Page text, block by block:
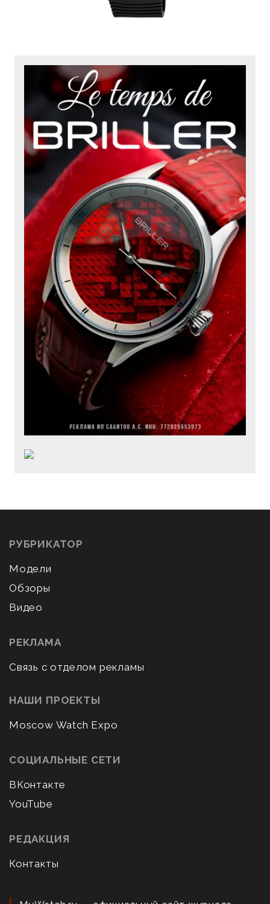
РУБРИКАТОР
Модели
Обзоры
Видео
РЕКЛАМА
Связь с отделом рекламы
НАШИ ПРОЕКТЫ
Moscow Watch Expo
СОЦИАЛЬНЫЕ СЕТИ
ВКонтакте
YouTube
РЕДАКЦИЯ
Контакты